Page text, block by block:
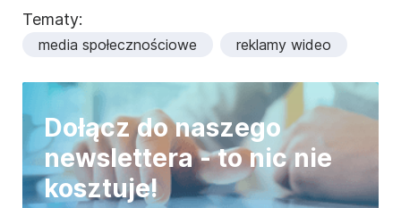
Tematy:
media społecznościowe reklamy wideo
Dołącz do naszego
newslettera - to nic nie
kosztuje!